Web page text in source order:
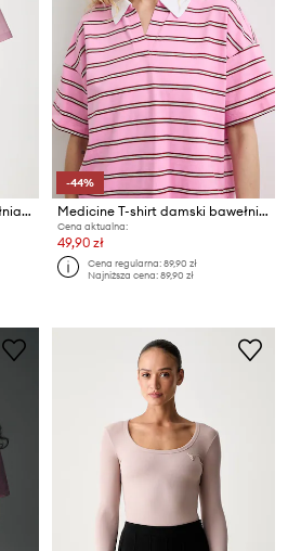
Iceberg T-shirt damski bawełniany
-44%
Medicine T-shirt damski bawełniany
Cena aktualna:
49,90 zł
Cena regularna:89,90 zł
Najniższa cena:89,90 zł